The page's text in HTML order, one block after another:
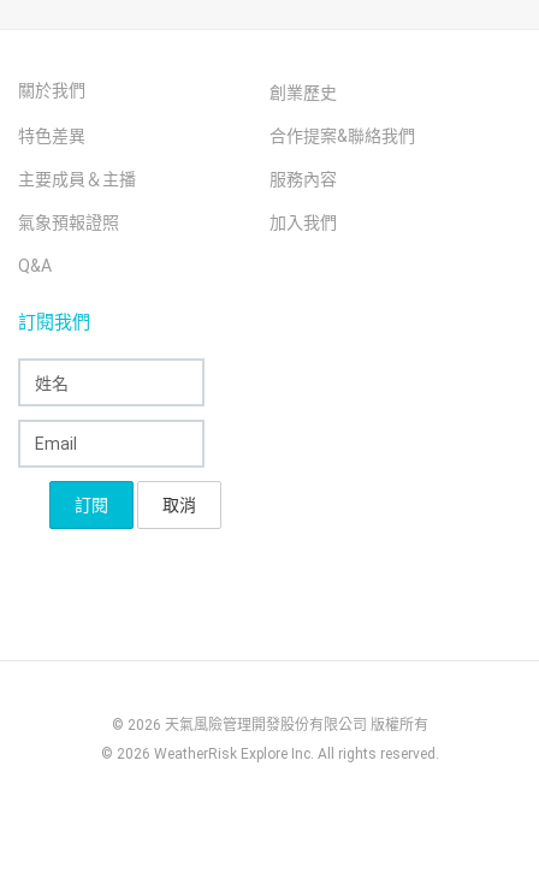
關於我們 創業歷史
特色差異 合作提案&聯絡我們
主要成員＆主播 服務內容
氣象預報證照 加入我們
Q&A
訂閱我們
© 2026 天氣風險管理開發股份有限公司 版權所有
© 2026 WeatherRisk Explore Inc. All rights reserved.